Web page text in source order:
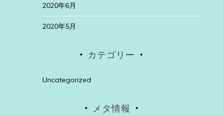
2020年6月
2020年5月
カテゴリー
Uncategorized
メタ情報